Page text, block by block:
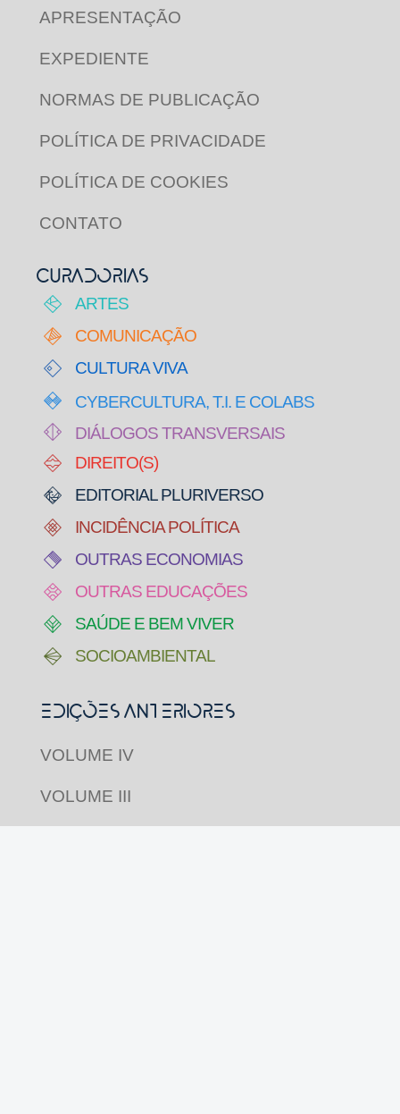
APRESENTAÇÃO
EXPEDIENTE
NORMAS DE PUBLICAÇÃO
POLÍTICA DE PRIVACIDADE
POLÍTICA DE COOKIES
CONTATO
CURADORIAS
ARTES
COMUNICAÇÃO
CULTURA VIVA
CYBERCULTURA, T.I. E COLABS
DIÁLOGOS TRANSVERSAIS
DIREITO(S)
EDITORIAL PLURIVERSO
INCIDÊNCIA POLÍTICA
OUTRAS ECONOMIAS
OUTRAS EDUCAÇÕES
SAÚDE E BEM VIVER
SOCIOAMBIENTAL
Edições Anteriores
VOLUME IV
VOLUME III